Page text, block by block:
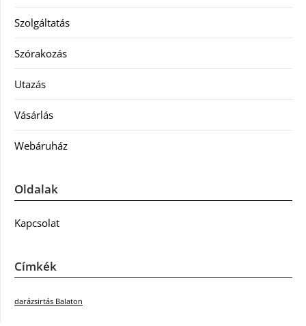
Szolgáltatás
Szórakozás
Utazás
Vásárlás
Webáruház
Oldalak
Kapcsolat
Címkék
darázsirtás Balaton